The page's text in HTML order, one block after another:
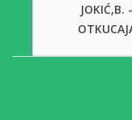
JOKIĆ,B.